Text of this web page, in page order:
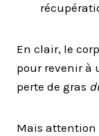
En clair, le
pour revenir à
perte de gras
Mais attention